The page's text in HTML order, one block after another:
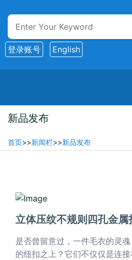
登录账号 English
新品发布
首页>>新闻栏>>新品发布
2026-02-03
立体压纹不规则四孔金属
是否曾留意过，一件毛衣的灵
的纽扣之上？它们不仅仅是连